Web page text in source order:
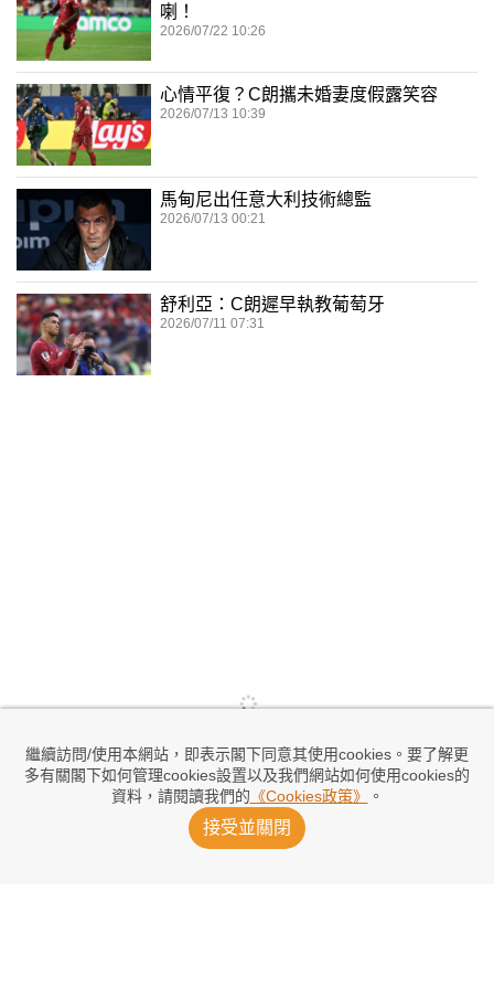
繼續訪問/使用本網站，即表示閣下同意其使用cookies。要了解更
多有關閣下如何管理cookies設置以及我們網站如何使用cookies的
資料，請閱讀我們的 《Cookies政策》 。
接受並關閉
喇！
2026/07/22 10:26
心情平復？C朗攜未婚妻度假露笑容
2026/07/13 10:39
馬甸尼出任意大利技術總監
2026/07/13 00:21
舒利亞：C朗遲早執教葡萄牙
2026/07/11 07:31